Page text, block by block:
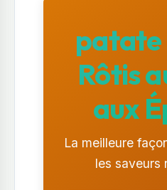
patate
Rôtis
aux
La meilleure
les saveurs